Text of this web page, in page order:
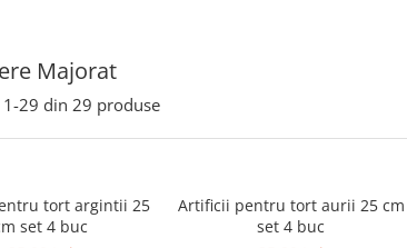
Majorat
1-29 din 29 produse
tort argintii 25
set 4 buc
Artificii pentru tort aurii 25 cm
set 4 buc